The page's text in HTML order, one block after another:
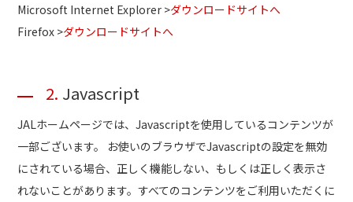
Microsoft Internet Explorer >ダウンロードサイトへ
Firefox >ダウンロードサイトへ
2. Javascript
JALホームページでは、Javascriptを使用しているコンテンツが
一部ございます。 お使いのブラウザでJavascriptの設定を無効
にされている場合、正しく機能しない、もしくは正しく表示さ
れないことがあります。すべてのコンテンツをご利用いただくに